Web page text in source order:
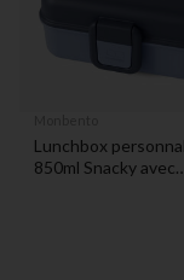
Lunchbox
850ml Snacky avec